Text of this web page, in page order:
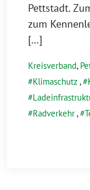
Pettstadt.
zum
[…]
Kreisverband,
Klimaschutz ,
Radverkehr,